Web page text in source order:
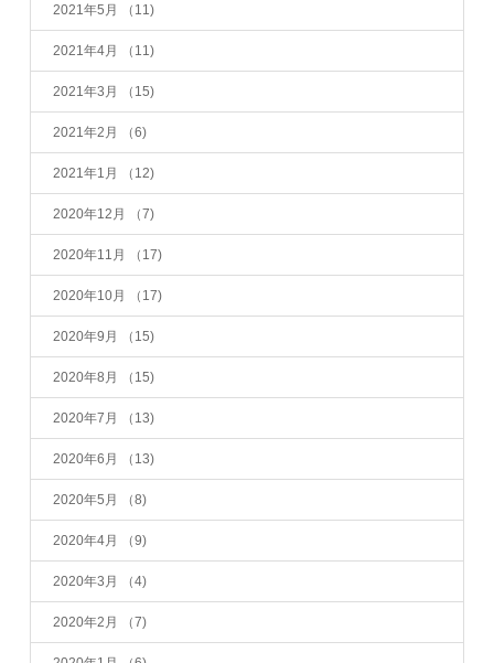
2021年5月 （11)
2021年4月 （11)
2021年3月 （15)
2021年2月 （6)
2021年1月 （12)
2020年12月 （7)
2020年11月 （17)
2020年10月 （17)
2020年9月 （15)
2020年8月 （15)
2020年7月 （13)
2020年6月 （13)
2020年5月 （8)
2020年4月 （9)
2020年3月 （4)
2020年2月 （7)